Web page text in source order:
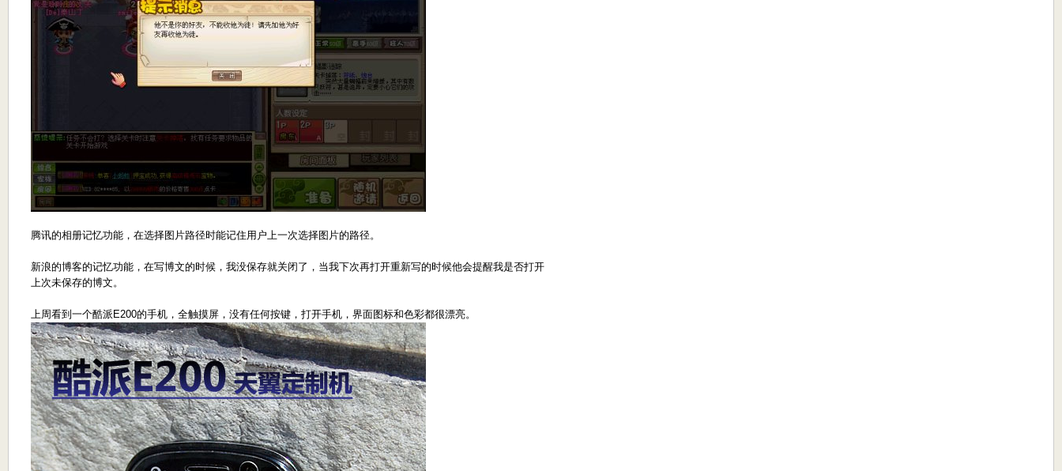
腾讯的相册记忆功能，在选择图片路径时能记住用户上一次选择图片的路径。
新浪的博客的记忆功能，在写博文的时候，我没保存就关闭了，当我下次再打开重新写的时候他会提醒我是否打开
上次未保存的博文。
上周看到一个酷派E200的手机，全触摸屏，没有任何按键，打开手机，界面图标和色彩都很漂亮。